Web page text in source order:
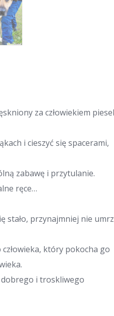
za człowiekiem
i cieszyć się spacerami,
zabawę i przytulanie.
ręce…
stało, przynajmniej nie
który pokocha go
i troskliwego